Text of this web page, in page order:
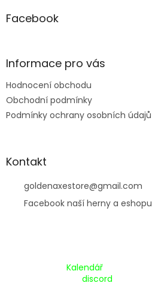
aFacebook
Informace pro vás
Hodnocení obchodu
Obchodní podmínky
Podmínky ochrany osobních údajů
Kontakt
goldenaxestore@gmail.com
Facebook naší herny a eshopu
Kalendář
discord